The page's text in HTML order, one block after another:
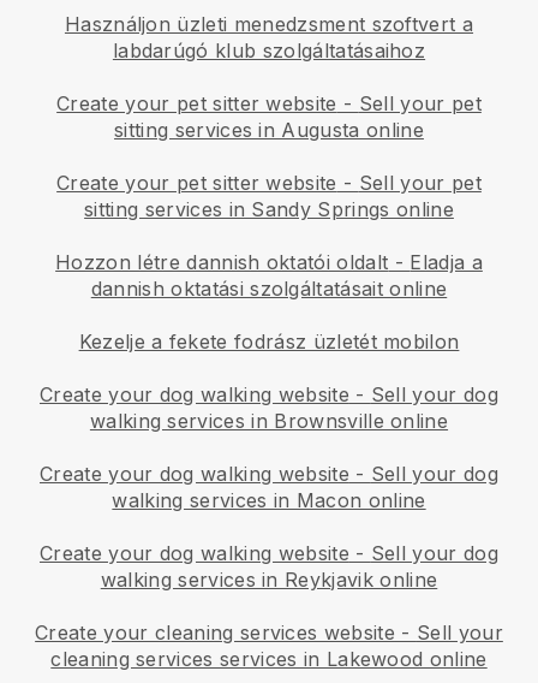
Használjon üzleti menedzsment szoftvert a
labdarúgó klub szolgáltatásaihoz
Create your pet sitter website - Sell your pet
sitting services in Augusta online
Create your pet sitter website - Sell your pet
sitting services in Sandy Springs online
Hozzon létre dannish oktatói oldalt - Eladja a
dannish oktatási szolgáltatásait online
Kezelje a fekete fodrász üzletét mobilon
Create your dog walking website - Sell your dog
walking services in Brownsville online
Create your dog walking website - Sell your dog
walking services in Macon online
Create your dog walking website - Sell your dog
walking services in Reykjavik online
Create your cleaning services website - Sell your
cleaning services services in Lakewood online